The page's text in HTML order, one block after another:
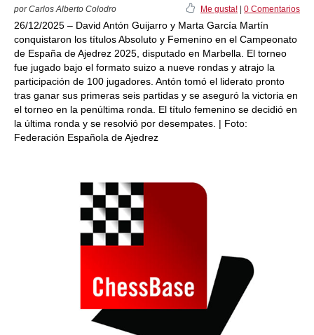
por Carlos Alberto Colodro Me gusta! 0 Comentarios
26/12/2025 – David Antón Guijarro y Marta García Martín
conquistaron los títulos Absoluto y Femenino en el Campeonato
de España de Ajedrez 2025, disputado en Marbella. El torneo
fue jugado bajo el formato suizo a nueve rondas y atrajo la
participación de 100 jugadores. Antón tomó el liderato pronto
tras ganar sus primeras seis partidas y se aseguró la victoria en
el torneo en la penúltima ronda. El título femenino se decidió en
la última ronda y se resolvió por desempates. | Foto:
Federación Española de Ajedrez